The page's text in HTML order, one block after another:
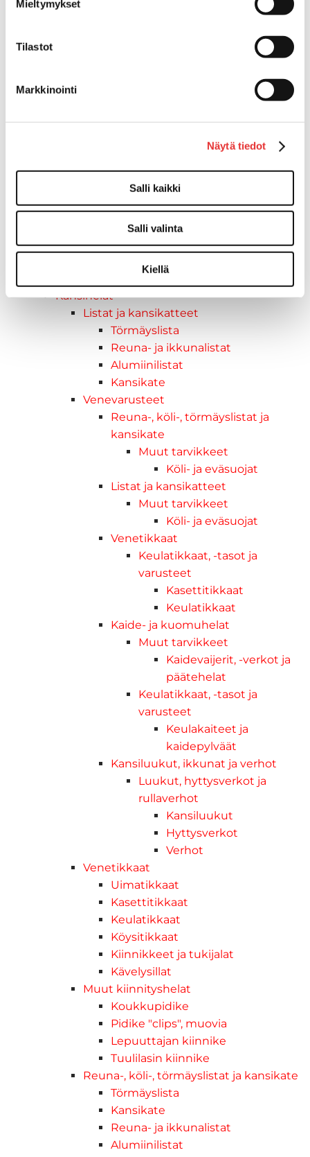
Mieltymykset
Tilastot
Markkinointi
Näytä tiedot
Salli kaikki
Salli valinta
Kiellä
STIGA pienkoneet
Vapaa-aika
Takit
Aurinkolasit
Poistotuotteet
Kansihelat
Listat ja kansikatteet
Törmäyslista
Reuna- ja ikkunalistat
Alumiinilistat
Kansikate
Venevarusteet
Reuna-, köli-, törmäyslistat ja
kansikate
Muut tarvikkeet
Köli- ja eväsuojat
Listat ja kansikatteet
Muut tarvikkeet
Köli- ja eväsuojat
Venetikkaat
Keulatikkaat, -tasot ja
varusteet
Kasettitikkaat
Keulatikkaat
Kaide- ja kuomuhelat
Muut tarvikkeet
Kaidevaijerit, -verkot ja
päätehelat
Keulatikkaat, -tasot ja
varusteet
Keulakaiteet ja
kaidepylväät
Kansiluukut, ikkunat ja verhot
Luukut, hyttysverkot ja
rullaverhot
Kansiluukut
Hyttysverkot
Verhot
Venetikkaat
Uimatikkaat
Kasettitikkaat
Keulatikkaat
Köysitikkaat
Kiinnikkeet ja tukijalat
Kävelysillat
Muut kiinnityshelat
Koukkupidike
Pidike "clips", muovia
Lepuuttajan kiinnike
Tuulilasin kiinnike
Reuna-, köli-, törmäyslistat ja kansikate
Törmäyslista
Kansikate
Reuna- ja ikkunalistat
Alumiinilistat